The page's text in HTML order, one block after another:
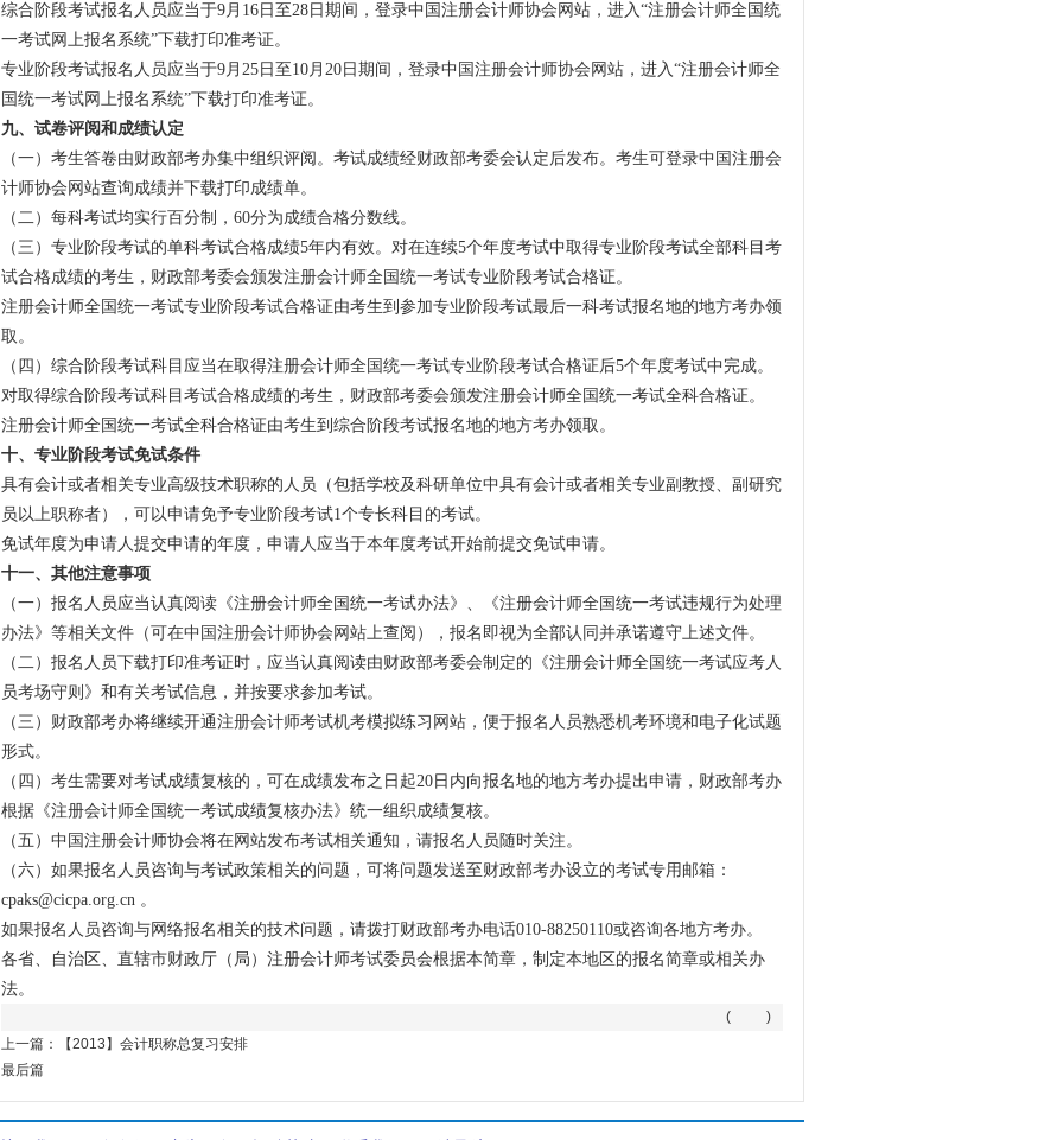
综合阶段考试报名人员应当于9月16日至28日期间，登录中国注册会计师协会网站，进入“注册会计师全国统
一考试网上报名系统”下载打印准考证。
专业阶段考试报名人员应当于9月25日至10月20日期间，登录中国注册会计师协会网站，进入“注册会计师全
国统一考试网上报名系统”下载打印准考证。
九、试卷评阅和成绩认定
（一）考生答卷由财政部考办集中组织评阅。考试成绩经财政部考委会认定后发布。考生可登录中国注册会
计师协会网站查询成绩并下载打印成绩单。
（二）每科考试均实行百分制，60分为成绩合格分数线。
（三）专业阶段考试的单科考试合格成绩5年内有效。对在连续5个年度考试中取得专业阶段考试全部科目考
试合格成绩的考生，财政部考委会颁发注册会计师全国统一考试专业阶段考试合格证。
注册会计师全国统一考试专业阶段考试合格证由考生到参加专业阶段考试最后一科考试报名地的地方考办领
取。
（四）综合阶段考试科目应当在取得注册会计师全国统一考试专业阶段考试合格证后5个年度考试中完成。
对取得综合阶段考试科目考试合格成绩的考生，财政部考委会颁发注册会计师全国统一考试全科合格证。
注册会计师全国统一考试全科合格证由考生到综合阶段考试报名地的地方考办领取。
十、专业阶段考试免试条件
具有会计或者相关专业高级技术职称的人员（包括学校及科研单位中具有会计或者相关专业副教授、副研究
员以上职称者），可以申请免予专业阶段考试1个专长科目的考试。
免试年度为申请人提交申请的年度，申请人应当于本年度考试开始前提交免试申请。
十一、其他注意事项
（一）报名人员应当认真阅读《注册会计师全国统一考试办法》、《注册会计师全国统一考试违规行为处理
办法》等相关文件（可在中国注册会计师协会网站上查阅），报名即视为全部认同并承诺遵守上述文件。
（二）报名人员下载打印准考证时，应当认真阅读由财政部考委会制定的《注册会计师全国统一考试应考人
员考场守则》和有关考试信息，并按要求参加考试。
（三）财政部考办将继续开通注册会计师考试机考模拟练习网站，便于报名人员熟悉机考环境和电子化试题
形式。
（四）考生需要对考试成绩复核的，可在成绩发布之日起20日内向报名地的地方考办提出申请，财政部考办
根据《注册会计师全国统一考试成绩复核办法》统一组织成绩复核。
（五）中国注册会计师协会将在网站发布考试相关通知，请报名人员随时关注。
（六）如果报名人员咨询与考试政策相关的问题，可将问题发送至财政部考办设立的考试专用邮箱：
cpaks@cicpa.org.cn 。
如果报名人员咨询与网络报名相关的技术问题，请拨打财政部考办电话010-88250110或咨询各地方考办。
各省、自治区、直辖市财政厅（局）注册会计师考试委员会根据本简章，制定本地区的报名简章或相关办
法。
( )
上一篇：
【2013】会计职称总复习安排
最后篇